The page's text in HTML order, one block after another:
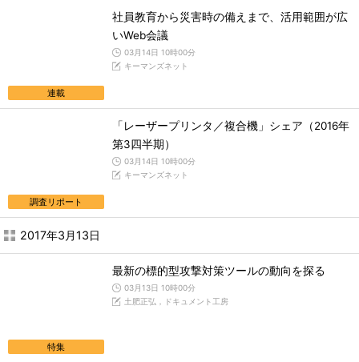
連載
社員教育から災害時の備えまで、活用範囲が広
いWeb会議
03月14日 10時00分
キーマンズネット
調査リポート
「レーザープリンタ／複合機」シェア（2016年
第3四半期）
03月14日 10時00分
キーマンズネット
2017年3月13日
特集
最新の標的型攻撃対策ツールの動向を探る
03月13日 10時00分
土肥正弘，ドキュメント工房